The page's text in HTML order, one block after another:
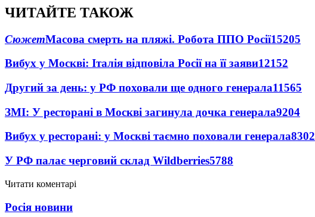
ЧИТАЙТЕ ТАКОЖ
СюжетМасова смерть на пляжі. Робота ППО Росії15205
Вибух у Москві: Італія відповіла Росії на її заяви12152
Другий за день: у РФ поховали ще одного генерала11565
ЗМІ: У ресторані в Москві загинула дочка генерала9204
Вибух у ресторані: у Москві таємно поховали генерала8302
У РФ палає черговий склад Wildberries5788
Читати коментарі
Росія новини